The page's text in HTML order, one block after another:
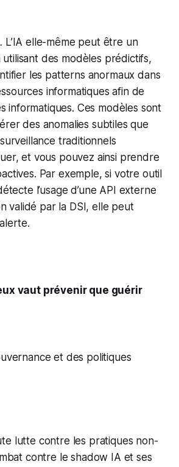
L’IA elle-même peut être un
utilisant des modèles prédictifs,
les patterns anormaux dans
informatiques afin de
informatiques. Ces modèles sont
des anomalies subtiles que
traditionnels
et vous pouvez ainsi prendre
Par exemple, si votre outil
l’usage d’une API externe
validé par la DSI, elle peut
vaut prévenir que guérir
et des politiques
lutte contre les pratiques non-
contre le shadow IA et ses